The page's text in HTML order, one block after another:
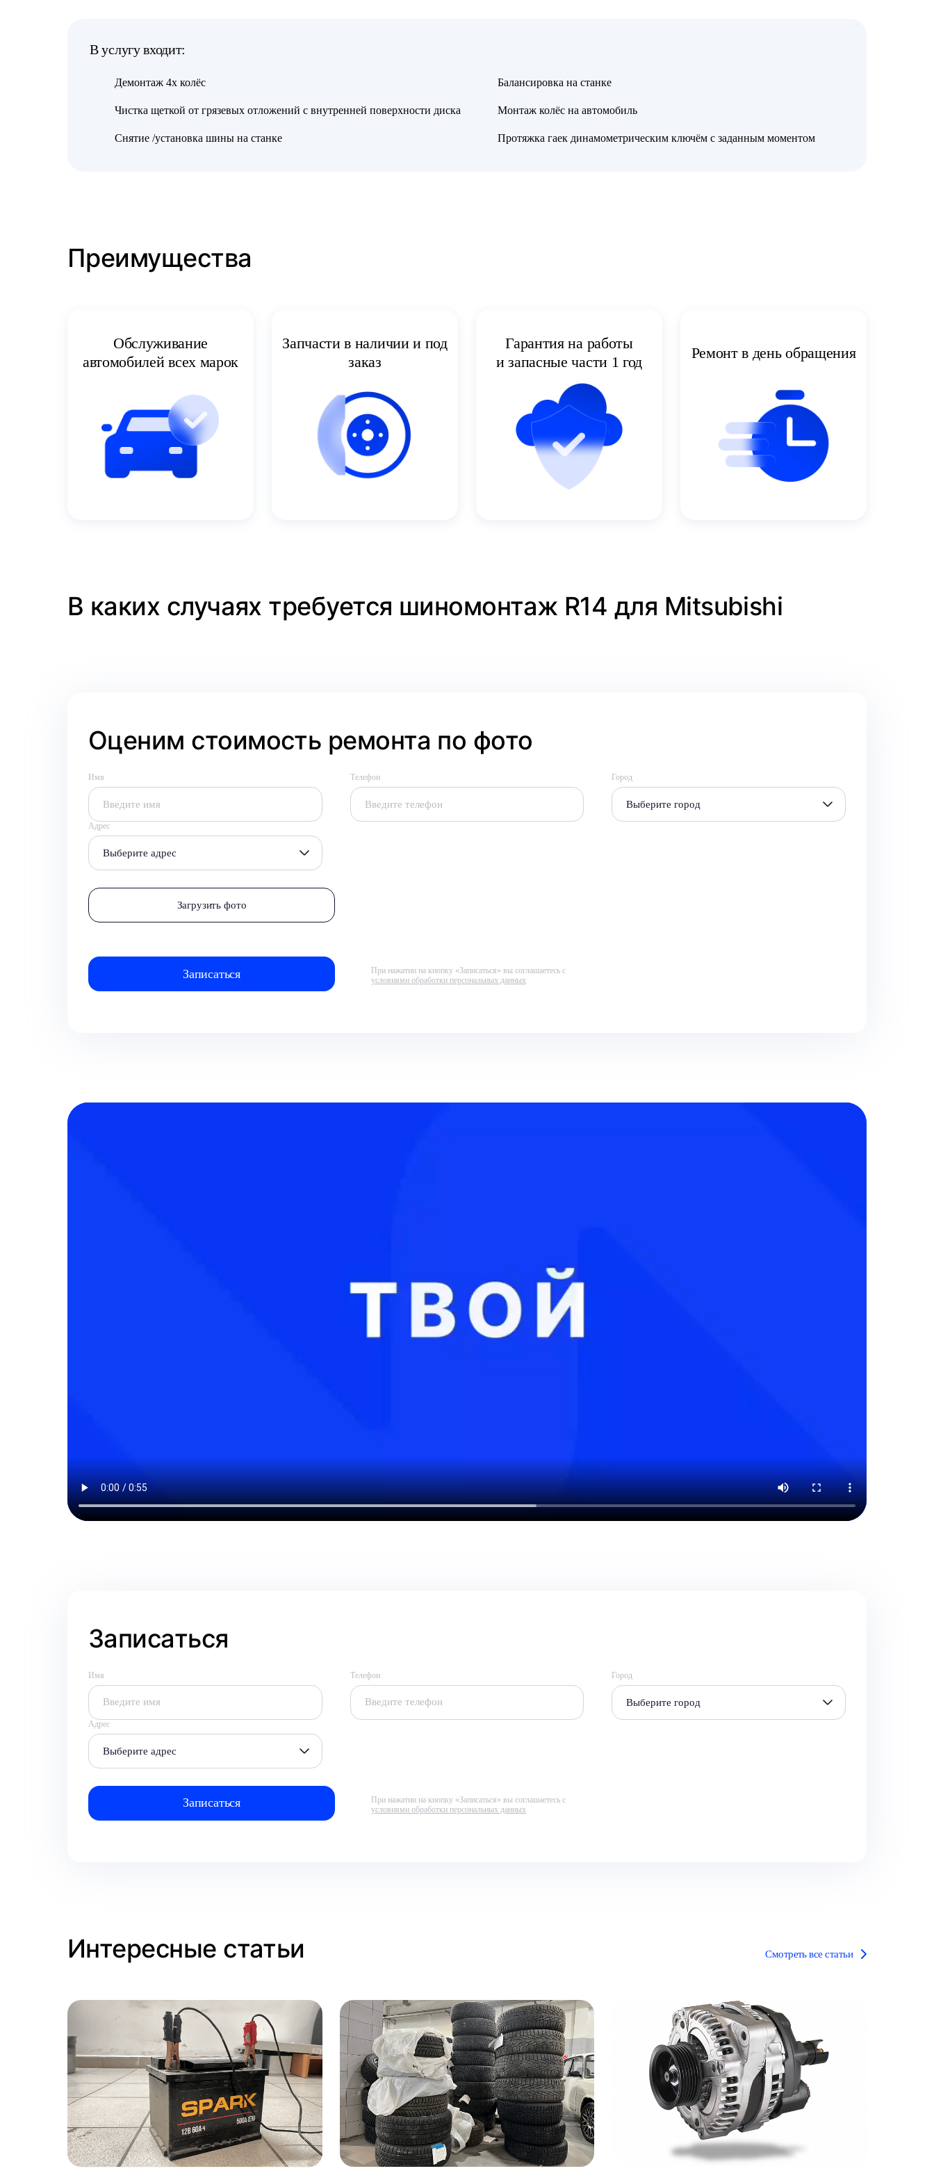
В услугу входит:
Демонтаж 4х колёс
Чистка щеткой от грязевых отложений с внутренней поверхности диска
Снятие /установка шины на станке
Балансировка на станке
Монтаж колёс на автомобиль
Протяжка гаек динамометрическим ключём с заданным моментом
Преимущества
Обслуживание
автомобилей всех марок
Запчасти в наличии и под
заказ
Гарантия на работы
и запасные части 1 год
Ремонт в день обращения
В каких случаях требуется шиномонтаж R14 для Mitsubishi
Оценим стоимость ремонта по фото
Имя Телефон Город
Выберите город
Адрес
Выберите адрес
Загрузить фото
При нажатии на кнопку «Записаться» вы соглашаетесь с
условиями обработки персональных данных
Записаться
Имя Телефон Город
Выберите город
Адрес
Выберите адрес
При нажатии на кнопку «Записаться» вы соглашаетесь с
условиями обработки персональных данных
Интересные статьи Смотреть все статьи